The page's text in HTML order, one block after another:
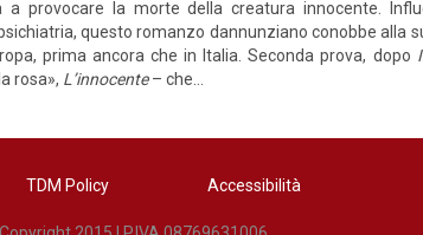
provocare la morte della creatura innocente.
questo romanzo dannunziano conobbe alla
prima ancora che in Italia. Seconda prova, dopo
rosa», L’innocente– che...
TDM Policy Accessibilità